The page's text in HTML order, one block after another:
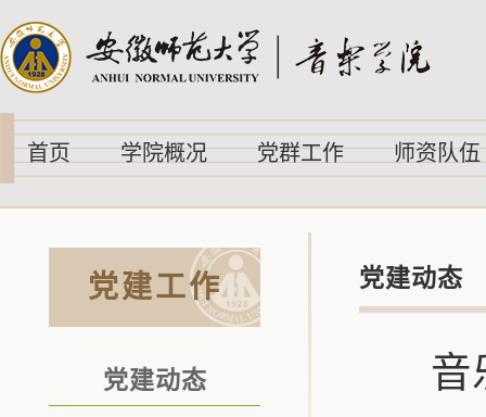
首页 学院概况 党群工作 师资队伍
党建工作
党建动态
党建动态
音